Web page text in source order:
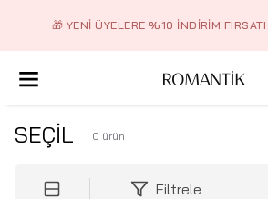
%10 İNDIRIM FIRSATI | HOSGELDIN10
SEÇİL 0 ürün
Filtrele